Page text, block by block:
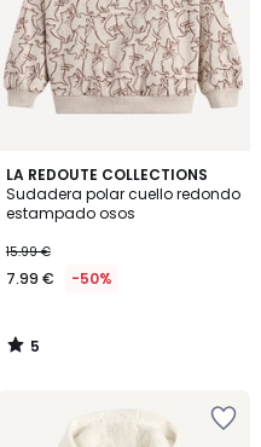
LA REDOUTE COLLECTIONS
Sudadera polar cuello redondo
estampado osos
15.99 €
7.99 € -50%
5
/
5
5
/